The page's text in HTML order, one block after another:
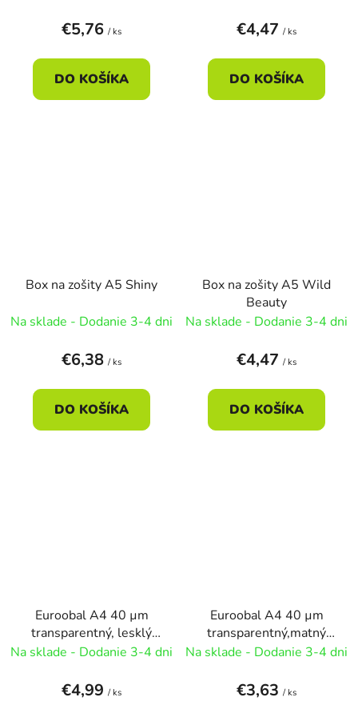
€5,76 / ks
DO KOŠÍKA
€4,47 / ks
DO KOŠÍKA
Box na zošity A5 Shiny
Na sklade - Dodanie 3-4 dni
€6,38 / ks
DO KOŠÍKA
Box na zošity A5 Wild
Beauty
Na sklade - Dodanie 3-4 dni
€4,47 / ks
DO KOŠÍKA
Euroobal A4 40 µm
transparentný, lesklý
100ks
Na sklade - Dodanie 3-4 dni
€4,99 / ks
Euroobal A4 40 µm
transparentný,matný
100ks
Na sklade - Dodanie 3-4 dni
€3,63 / ks